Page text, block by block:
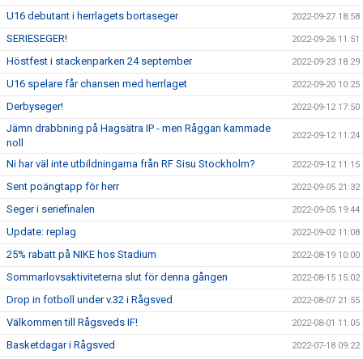
U16 debutant i herrlagets bortaseger 2022-09-27 18:58
SERIESEGER! 2022-09-26 11:51
Höstfest i stackenparken 24 september 2022-09-23 18:29
U16 spelare får chansen med herrlaget 2022-09-20 10:25
Derbyseger! 2022-09-12 17:50
Jämn drabbning på Hagsätra IP - men Råggan kammade
noll
2022-09-12 11:24
Ni har väl inte utbildningarna från RF Sisu Stockholm? 2022-09-12 11:15
Sent poängtapp för herr 2022-09-05 21:32
Seger i seriefinalen 2022-09-05 19:44
Update: replag 2022-09-02 11:08
25% rabatt på NIKE hos Stadium 2022-08-19 10:00
Sommarlovsaktiviteterna slut för denna gången 2022-08-15 15:02
Drop in fotboll under v.32 i Rågsved 2022-08-07 21:55
Välkommen till Rågsveds IF! 2022-08-01 11:05
Basketdagar i Rågsved 2022-07-18 09:22